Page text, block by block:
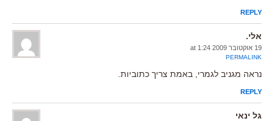
REPLY
אלי.
19 אוקטובר 2009 at 1:24
PERMALINK
נראה מגניב לגמרי, באמת צריך כתוביות.
REPLY
גל ינאי